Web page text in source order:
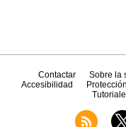
Contactar Sobre la
Accesibilidad